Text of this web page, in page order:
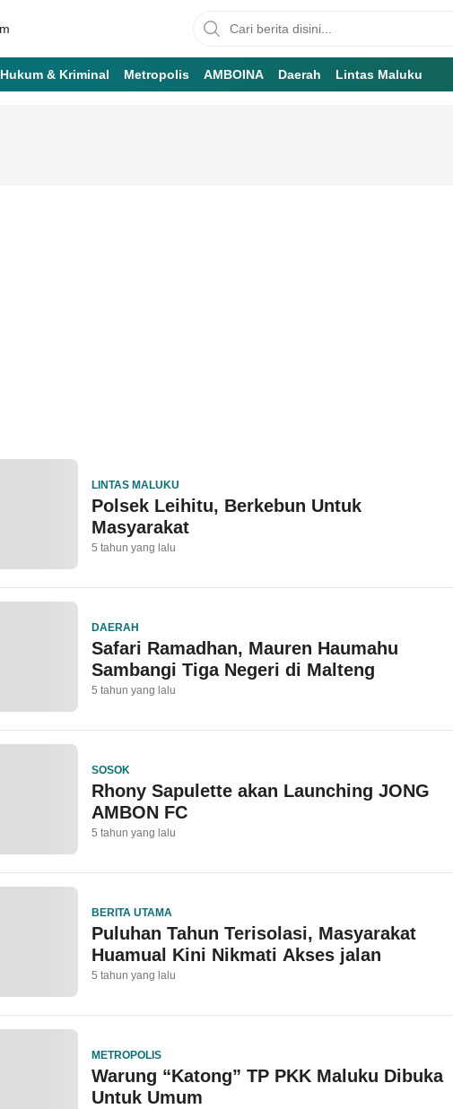
Hukum & Kriminal Metropolis AMBOINA Daerah Lintas Maluku
LINTAS MALUKU
Polsek Leihitu, Berkebun Untuk
Masyarakat
5 tahun yang lalu
DAERAH
Safari Ramadhan, Mauren Haumahu
Sambangi Tiga Negeri di Malteng
5 tahun yang lalu
SOSOK
Rhony Sapulette akan Launching JONG
AMBON FC
5 tahun yang lalu
BERITA UTAMA
Puluhan Tahun Terisolasi, Masyarakat
Huamual Kini Nikmati Akses jalan
5 tahun yang lalu
METROPOLIS
Warung “Katong” TP PKK Maluku Dibuka
Untuk Umum